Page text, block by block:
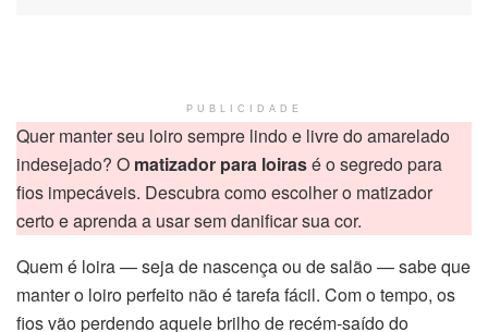
PUBLICIDADE
Quer manter seu loiro sempre lindo e livre do amarelado
indesejado? O matizador para loirasé o segredo para
fios impecáveis. Descubra como escolher o matizador
certo e aprenda a usar sem danificar sua cor.
Quem é loira — seja de nascença ou de salão — sabe que
manter o loiro perfeito não é tarefa fácil. Com o tempo, os
fios vão perdendo aquele brilho de recém-saído do